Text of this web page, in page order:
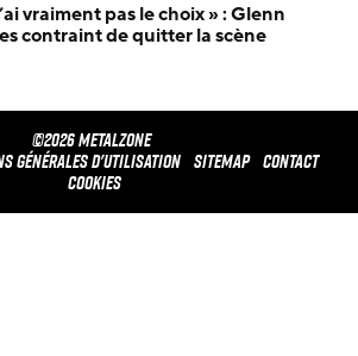
vraiment pas le choix » : Glenn
contraint de quitter la scène
©2026 METALZONE
générales d'utilisation Sitemap Contact
Cookies